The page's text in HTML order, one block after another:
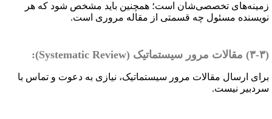
تخصصی‌شان است؛ همچنین باید مشخص شود که هر
مسئول چه قسمتی از مقاله مروری است.
Systematic Review
):
ارسال مقالات مرور سیستماتیک، نیازی به دعوت و تماس با
نیست.